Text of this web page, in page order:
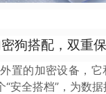
狗搭配，双重
置的加密设备，它
安全搭档”，为数据